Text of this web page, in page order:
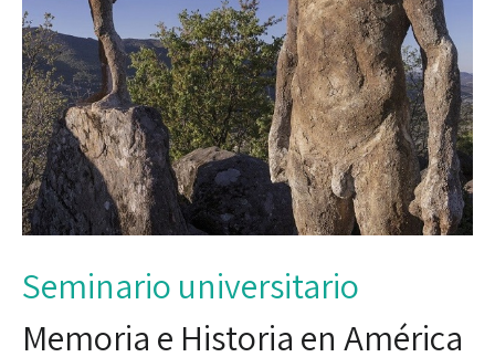
Seminario universitario
Memoria e Historia en América